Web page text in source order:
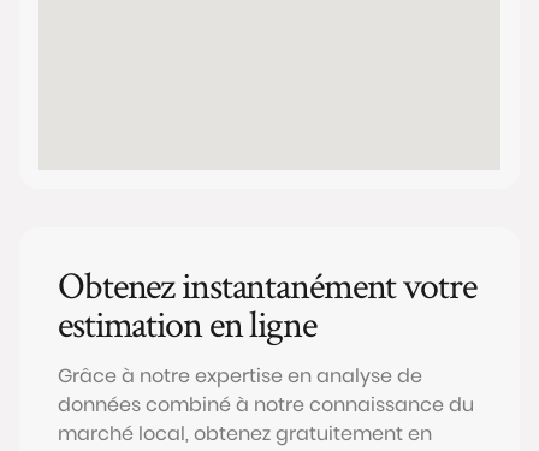
Obtenez instantanément votre
estimation en ligne
Grâce à notre expertise en analyse de
données combiné à notre connaissance du
marché local, obtenez gratuitement en